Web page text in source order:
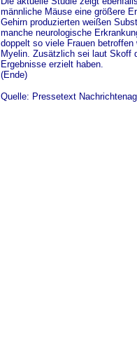
männliche Mäuse eine größere
Gehirn produzierten weißen
manche neurologische
doppelt so viele Frauen
Myelin. Zusätzlich sei laut Skoff
Ergebnisse erzielt haben.
(Ende)
Quelle: Pressetext